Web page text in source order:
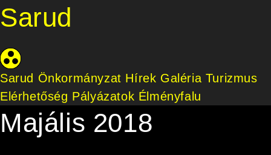
Sarud
Sarud Önkormányzat Hírek Galéria Turizmus
Elérhetőség Pályázatok Élményfalu
Majális 2018